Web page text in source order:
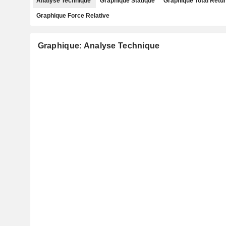
Graphique Force Relative
Graphique: Analyse Technique